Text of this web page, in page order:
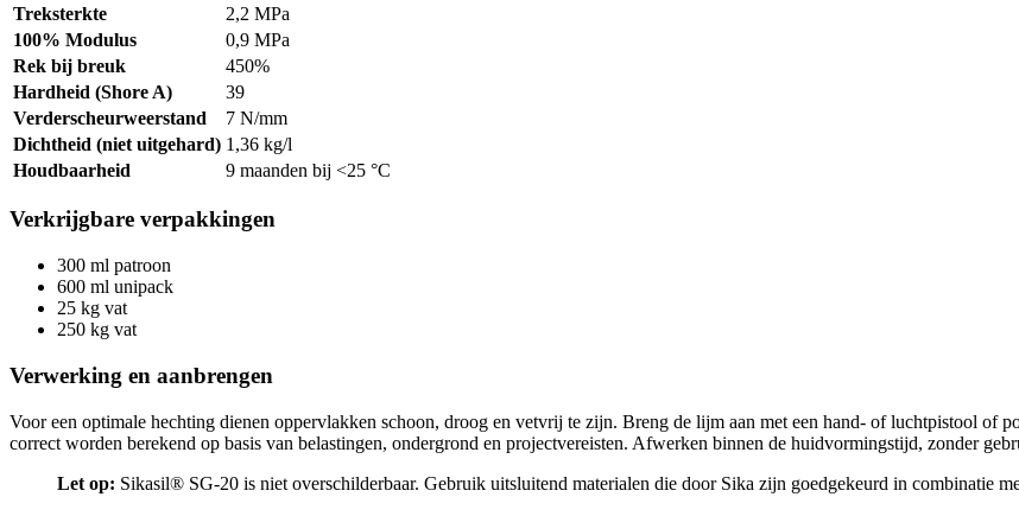
Treksterkte
2,2 MPa
100% Modulus
0,9 MPa
Rek bij breuk
450%
Hardheid (Shore A)
39
Verderscheurweerstand
7 N/mm
Dichtheid (niet uitgehard) 1,36 kg/l
Houdbaarheid
9 maanden bij <25 °C
Verkrijgbare verpakkingen
300 ml patroon
600 ml unipack
25 kg vat
250 kg vat
Verwerking en aanbrengen
Voor een optimale hechting dienen oppervlakken schoon, droog en vetvrij te zijn. Breng de lijm aan met een hand- of luchtpistool of
correct worden berekend op basis van belastingen, ondergrond en projectvereisten. Afwerken binnen de huidvormingstijd, zonder
Let op: Sikasil® SG-20 is niet overschilderbaar. Gebruik uitsluitend materialen die door Sika zijn goedgekeurd in combinatie